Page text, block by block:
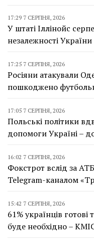
17:29 7 СЕРПНЯ, 2026
У штаті Іллінойс
незалежності України
17:25 7 СЕРПНЯ, 2026
Росіяни атакували
пошкоджено
17:05 7 СЕРПНЯ, 2026
Польські політики
допомоги Україні –
16:02 7 СЕРПНЯ, 2026
Фокстрот вслід за
Telegram-каналом
15:42 7 СЕРПНЯ, 2026
61% українців готові
буде необхідно –